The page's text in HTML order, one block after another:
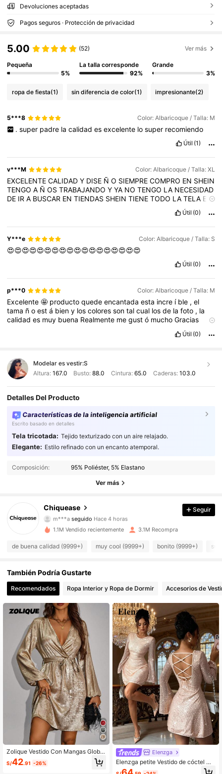
Devoluciones aceptadas
Pagos seguros · Protección de privacidad
5.00 (52) Ver más
Pequeña
5%
La talla corresponde
92%
Grande
3%
ropa de fiesta(1) sin diferencia de color(1) impresionante(2)
5***8 Color: Albaricoque / Talla: M
. super padre la calidad es excelente lo super recomiendo
Útil (1)
v***M Color: Albaricoque / Talla: XL
EXCELENTECALIDADY DISE ÑO SIEMPRECOMPRO EN SHEIN
TENGOA ÑOSTRABAJANDOYYA NOTENGO LA NECESIDAD
DE IRA BUSCAR ENTIENDAS SHEINTIENETODO LATELA ES
ESTILOS
LLEGOEN
ELPLASOESTIMADOQUEDECIARECOMIENDO
AMPLEAMENTE
Útil (0)
Y***e Color: Albaricoque / Talla: S
😍😍😍😍😍😍😍😍😍😍😍😍😍😍😍😍😍😍
Útil (0)
p***0 Color: Albaricoque / Talla: M
Excelente🤩 productoquedeencantadaesta incre í ble ,el
tama ñoestá bieny loscoloressontalcual losde lafoto , la
calidades muy buena Realmente megustó muchoGracias
Útil (0)
Modelar es vestir:S
Altura: 167.0 Busto:88.0 Cintura: 65.0 Caderas: 103.0
Detalles Del Producto
Características de la inteligencia artificial
Escrito basado en detalles
Tela tricotada: Tejido texturizado con un aire relajado.
Elegante: Estilo refinado con un encanto atemporal.
Composición: 95% Poliéster, 5% Elastano
Ver más
Chiquease
4.91 287K Seguidores
m***a seguido
4.91
287K Seguidores
4.91 287K Seguidores
4.91 287K Seguidores
4.91 287K Seguidores
4.91 287K Seguidores
4.91 287K Seguidores
4.91 287K Seguidores
Seguir
1.1M Vendido recientemente 3.1M Recompra
de buena calidad (9999+) muy cool (9999+) bonito (9999+)
También Podría Gustarte
Recomendados Ropa Interior y Ropa de Dormir Accesorios de
Zolique Vestido Con Mangas Globo
Y Cinturón
S/42.91 -26%
Elenzga
Elenzga petite Vestido de cóctel mi
ni con espalda descubierta, cintura